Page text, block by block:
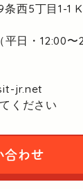
西5丁目1-1
平日・12:00〜
jr.net
ください
合わせ